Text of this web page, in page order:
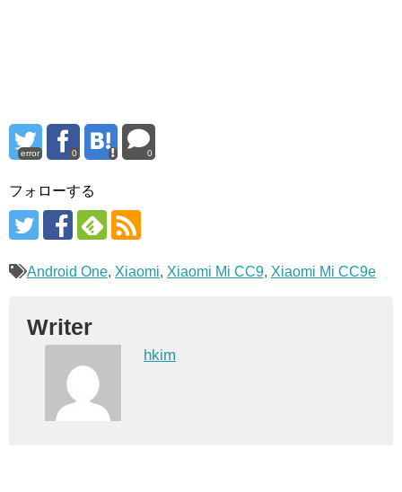
error 0 0
フォローする
Android One, Xiaomi, Xiaomi Mi CC9, Xiaomi Mi CC9e
Writer
hkim